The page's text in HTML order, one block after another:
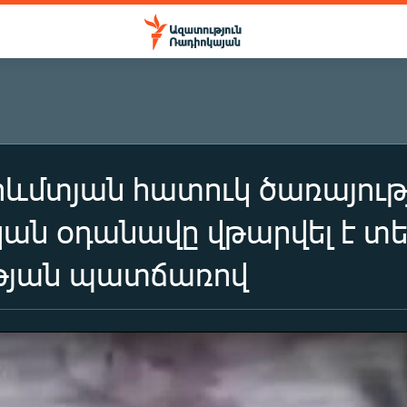
հատուկ
օդանավը վթարվել է
պատճառով